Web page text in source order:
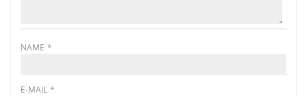
NAME *
E-MAIL *